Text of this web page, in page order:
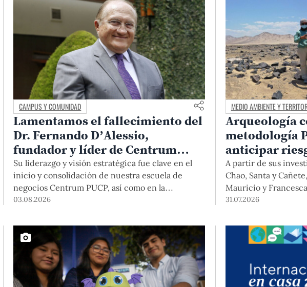
CAMPUS Y COMUNIDAD
Lamentamos el fallecimiento del
Dr. Fernando D’Alessio,
fundador y líder de Centrum
PUCP
Su liderazgo y visión estratégica fue clave en el
inicio y consolidación de nuestra escuela de
negocios Centrum PUCP, así como en la
formación de profesionales empresariales
Universidad agradece el aporte del vicealmirante
AP (r) Dr. Fernando D'Alessio (1944-2026).
03.08.2026
MEDIO AMBIENTE Y
Arqueología
metodología
anticipar
arqueológicos
A partir de sus
Chao, Santa y
Mauricio y
herramienta de bajo
geográfica y trabajo
sitios arqueológicos
asociados al
31.07.2026